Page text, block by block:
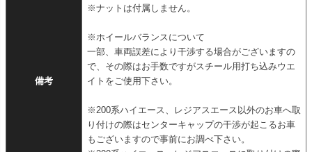
備考
※ナットは付属しません。
※ホイールバランスについて
一部、車両誤差により干渉する場合がございますの
で、その際はお手数ですがスチール用打ち込みウエ
イトをご使用下さい。
※200系ハイエース、レジアスエース以外のお車へ取
り付けの際はセンターキャップの干渉が起こるお車
もございますので事前にお調べ下さい。